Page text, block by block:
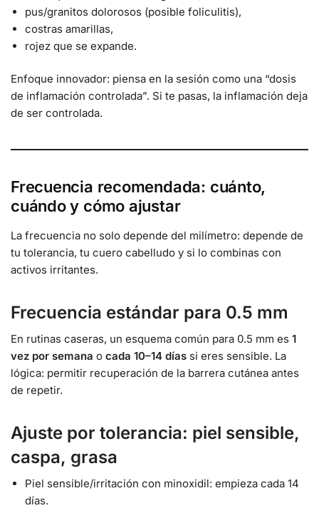
pus/granitos dolorosos (posible foliculitis),
costras amarillas,
rojez que se expande.
Enfoque innovador: piensa en la sesión como una “dosis
de inflamación controlada”. Si te pasas, la inflamación deja
de ser controlada.
Frecuencia recomendada: cuánto,
cuándo y cómo ajustar
La frecuencia no solo depende del milímetro: depende de
tu tolerancia, tu cuero cabelludo y si lo combinas con
activos irritantes.
Frecuencia estándar para 0.5 mm
En rutinas caseras, un esquema común para 0.5 mm es 1
vez por semana o cada 10–14 días si eres sensible. La
lógica: permitir recuperación de la barrera cutánea antes
de repetir.
Ajuste por tolerancia: piel sensible,
caspa, grasa
Piel sensible/irritación con minoxidil: empieza cada 14
días.